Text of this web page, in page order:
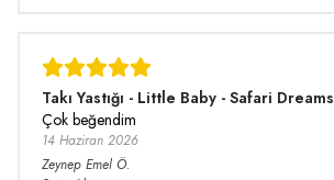
Takı Yastığı - Little Baby - Safari Dreams
Çok beğendim
14 Haziran 2026
Zeynep Emel Ö.